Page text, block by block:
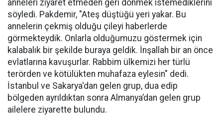
anneleri ziyaret etmeden geri dönmek istemediklerini
söyledi. Pakdemir, "Ateş düştüğü yeri yakar. Bu
annelerin çekmiş olduğu çileyi haberlerde
görmekteydik. Onlarla olduğumuzu göstermek için
kalabalık bir şekilde buraya geldik. İnşallah bir an önce
evlatlarına kavuşurlar. Rabbim ülkemizi her türlü
terörden ve kötülükten muhafaza eylesin" dedi.
İstanbul ve Sakarya'dan gelen grup, dua edip
bölgeden ayrıldıktan sonra Almanya’dan gelen grup
ailelere ziyarette bulundu.